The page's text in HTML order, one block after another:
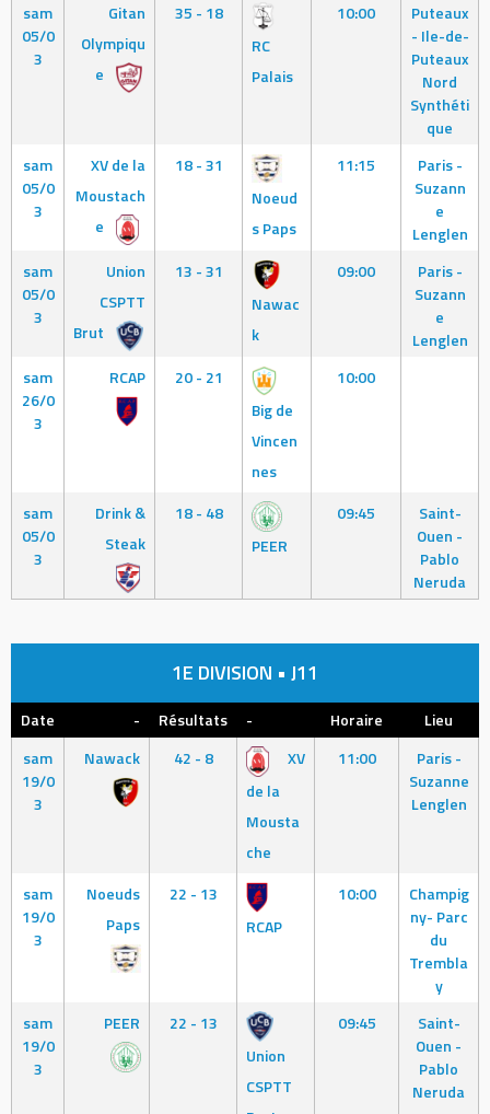
sam
05/0
3
Gitan
Olympiqu
e
35 - 18
RC
Palais
10:00
Puteaux
- Ile-de-
Puteaux
Nord
Synthéti
que
sam
05/0
3
XV de la
Moustach
e
18 - 31
Noeud
s Paps
11:15
Paris -
Suzann
e
Lenglen
sam
05/0
3
Union
CSPTT
Brut
13 - 31
Nawac
k
09:00
Paris -
Suzann
e
Lenglen
sam
26/0
3
RCAP
20 - 21
Big de
Vincen
nes
10:00
sam
05/0
3
Drink &
Steak
18 - 48
PEER
09:45
Saint-
Ouen -
Pablo
Neruda
1E DIVISION • J11
Date - Résultats - Horaire
Lieu
sam
19/0
3
Nawack 42 - 8
XV
de la
Mousta
che
11:00
Paris -
Suzanne
Lenglen
sam
19/0
3
Noeuds
Paps
22 - 13
RCAP
10:00
Champig
ny- Parc
du
Trembla
y
sam
19/0
3
PEER
22 - 13
Union
CSPTT
09:45
Saint-
Ouen -
Pablo
Neruda